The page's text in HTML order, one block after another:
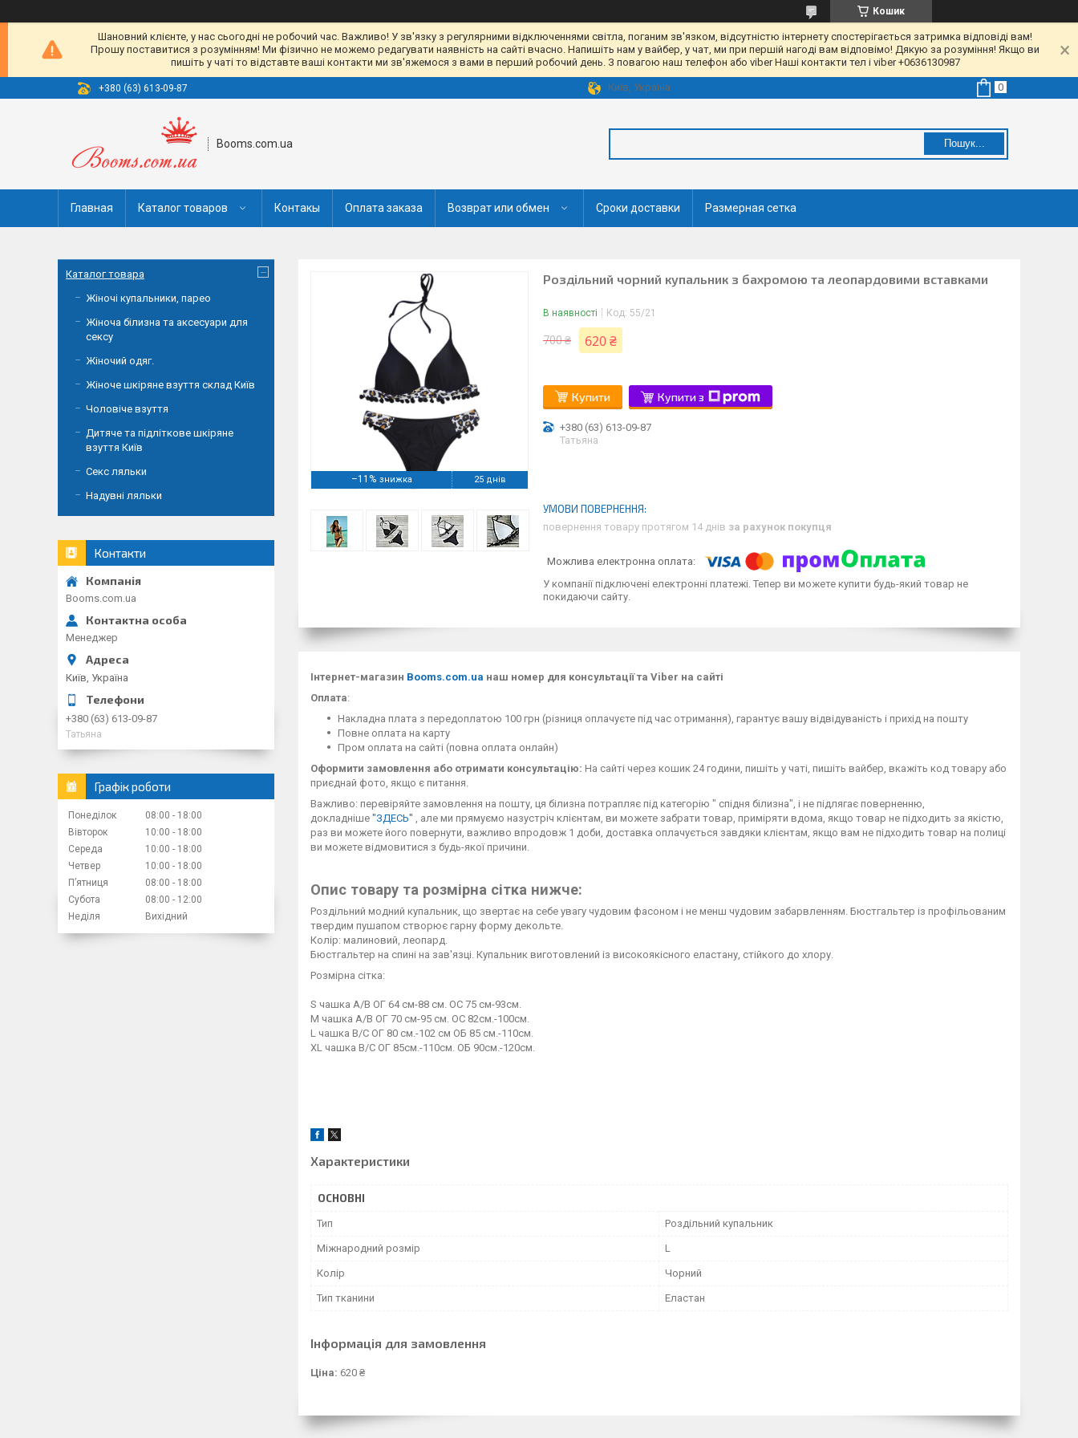
Кошик
Шановний клієнте, у нас сьогодні не робочий час. Важливо! У зв'язку з регулярними відключеннями світла, поганим зв'язком, відсутністю інтернету спостерігається затримка відповіді вам!
Прошу поставитися з розумінням! Ми фізично не можемо редагувати наявність на сайті вчасно. Напишіть нам у вайбер, у чат, ми при першій нагоді вам відповімо! Дякую за розуміння! Якщо ви
пишіть у чаті то відставте ваші контакти ми зв'яжемося з вами в перший робочий день. З повагою наш телефон або viber Наші контакти тел і viber +0636130987
+380 (63) 613-09-87 Київ, Україна
Booms.com.ua Пошук...
Главная Каталог товаров Контакы Оплата заказа Возврат или обмен Сроки доставки Размерная сетка
–11% 25 днів
Роздільний чорний купальник з бахромою та леопардовими вставками
В наявності Код: 55/21
700 ₴ 620 ₴
Купити Купити з
+380 (63) 613-09-87
Татьяна
повернення товару протягом 14 днів за рахунок покупця
У компанії підключені електронні платежі. Тепер ви можете купити будь-який товар не
покидаючи сайту.
Інтернет-магазин Booms.com.ua наш номер для консультації та Viber на сайті
Оплата:
Накладна плата з передоплатою 100 грн (різниця оплачуєте під час отримання), гарантує вашу відвідуваність і прихід на пошту
Повне оплата на карту
Пром оплата на сайті (повна оплата онлайн)
Оформити замовлення або отримати консультацію: На сайті через кошик 24 години, пишіть у чаті, пишіть вайбер, вкажіть код товару або
приєднай фото, якщо є питання.
Важливо: перевіряйте замовлення на пошту, ця білизна потрапляє під категорію " спідня білизна", і не підлягає поверненню,
докладніше "ЗДЕСЬ" , але ми прямуємо назустріч клієнтам, ви можете забрати товар, приміряти вдома, якщо товар не підходить за якістю,
раз ви можете його повернути, важливо впродовж 1 доби, доставка оплачується завдяки клієнтам, якщо вам не підходить товар на полиці
ви можете відмовитися з будь-якої причини.
Опис товару та розмірна сітка нижче:
Роздільний модний купальник, що звертає на себе увагу чудовим фасоном і не менш чудовим забарвленням. Бюстгальтер із профільованим
твердим пушапом створює гарну форму декольте.
Колір: малиновий, леопард.
Бюстгальтер на спині на зав'язці. Купальник виготовлений із високоякісного еластану, стійкого до хлору.
Розмірна сітка:
S чашка A/B ОГ 64 см-88 см. ОС 75 см-93см.
M чашка А/В ОГ 70 см-95 см. ОС 82см.-100см.
L чашка B/С ОГ 80 см.-102 см ОБ 85 см.-110см.
XL чашка B/С ОГ 85см.-110см. ОБ 90см.-120см.
Характеристики
ОСНОВНІ
Тип Роздільний купальник
Міжнародний розмір L
Колір Чорний
Тип тканини Еластан
Інформація для замовлення
Ціна: 620 ₴
Каталог товара
Жіночі купальники, парео
Жіноча білизна та аксесуари для
сексу
Жіночий одяг.
Жіноче шкіряне взуття склад Київ
Чоловіче взуття
Дитяче та підліткове шкіряне
взуття Київ
Секс ляльки
Надувні ляльки
Контакти
Booms.com.ua
Менеджер
Київ, Україна
+380 (63) 613-09-87
Татьяна
Графік роботи
Понеділок 08:00
18:00
Вівторок
10:00
18:00
Середа
10:00
18:00
Четвер
10:00
18:00
Пʼятниця
08:00
18:00
Субота
08:00
12:00
Неділя
Вихідний